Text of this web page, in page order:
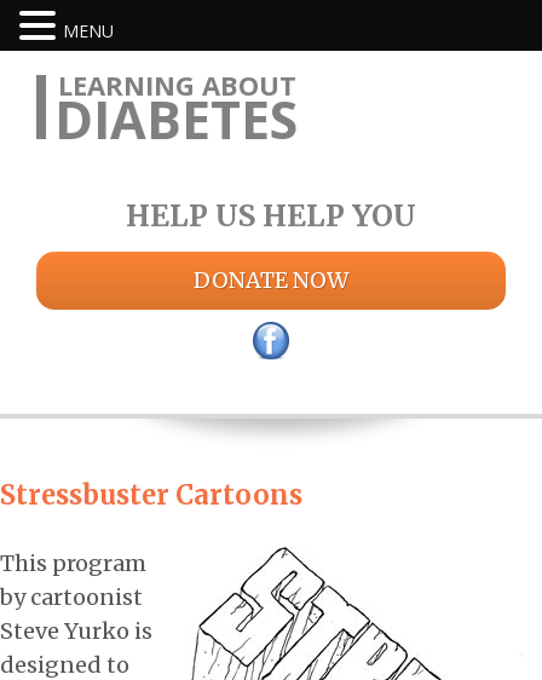
LEARNING ABOUT
DIABETES
HELP US HELP YOU
DONATE NOW
Stressbuster Cartoons
This program
by cartoonist
Steve Yurko is
designed to
MENU